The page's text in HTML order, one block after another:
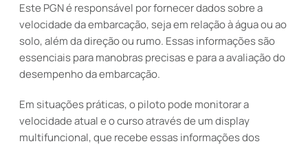
Este PGN é responsável por fornecer dados sobre a
velocidade da embarcação, seja em relação à água ou ao
solo, além da direção ou rumo. Essas informações são
essenciais para manobras precisas e para a avaliação do
desempenho da embarcação.
Em situações práticas, o piloto pode monitorar a
velocidade atual e o curso através de um display
multifuncional, que recebe essas informações dos